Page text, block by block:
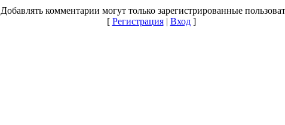
Добавлять комментарии могут только зарегистрированные
[ Регистрация| Вход]